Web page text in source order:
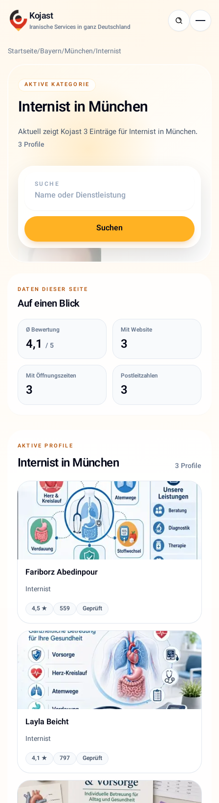
Kojast
Iranische Services in ganz Deutschland
Startseite/Bayern/München/Internist
AKTIVE KATEGORIE
Internist in München
Aktuell zeigt Kojast 3 Einträge für Internist in München.
3 Profile
SUCHE
Suchen
DATEN DIESER SEITE
Auf einen Blick
Ø Bewertung
4,1 / 5
Mit Website
3
Mit Öffnungszeiten
3
Postleitzahlen
3
AKTIVE PROFILE
Internist in München 3 Profile
Fariborz Abedinpour
Internist
4,5 ★ 559 Geprüft
Layla Beicht
Internist
4,1 ★ 797 Geprüft